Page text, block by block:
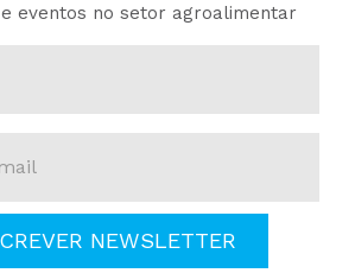
eventos no setor agroalimentar
NEWSLETTER